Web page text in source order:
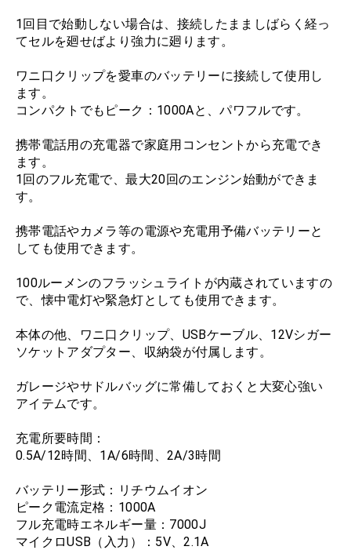
1回目で始動しない場合は、接続したまましばらく経っ
てセルを廻せばより強力に廻ります。
ワニ口クリップを愛車のバッテリーに接続して使用し
ます。
コンパクトでもピーク：1000Aと、パワフルです。
携帯電話用の充電器で家庭用コンセントから充電でき
ます。
1回のフル充電で、最大20回のエンジン始動ができま
す。
携帯電話やカメラ等の電源や充電用予備バッテリーと
しても使用できます。
100ルーメンのフラッシュライトが内蔵されていますの
で、懐中電灯や緊急灯としても使用できます。
本体の他、ワニ口クリップ、USBケーブル、12Vシガー
ソケットアダプター、収納袋が付属します。
ガレージやサドルバッグに常備しておくと大変心強い
アイテムです。
充電所要時間：
0.5A/12時間、1A/6時間、2A/3時間
バッテリー形式：リチウムイオン
ピーク電流定格：1000A
フル充電時エネルギー量：7000J
マイクロUSB（入力）：5V、2.1A